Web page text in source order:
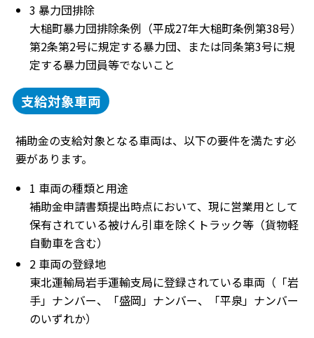
3 暴力団排除
大槌町暴力団排除条例（平成27年大槌町条例第38号）
第2条第2号に規定する暴力団、または同条第3号に規
定する暴力団員等でないこと
支給対象車両
補助金の支給対象となる車両は、以下の要件を満たす必
要があります。
1 車両の種類と用途
補助金申請書類提出時点において、現に営業用として
保有されている被けん引車を除くトラック等（貨物軽
自動車を含む）
2 車両の登録地
東北運輸局岩手運輸支局に登録されている車両（「岩
手」ナンバー、「盛岡」ナンバー、「平泉」ナンバー
のいずれか）